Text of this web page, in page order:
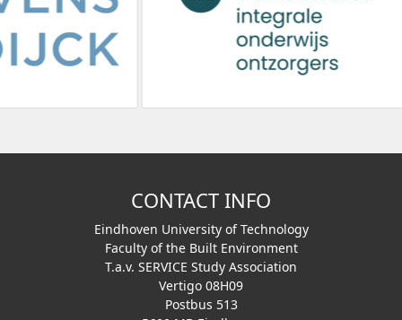
CONTACT INFO
Eindhoven University of Technology
Faculty of the Built Environment
T.a.v. SERVICE Study Association
Vertigo 08H09
Postbus 513